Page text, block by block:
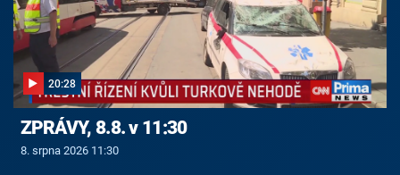
20:28
ZPRÁVY, 8.8. v 11:30
8. srpna 2026 11:30